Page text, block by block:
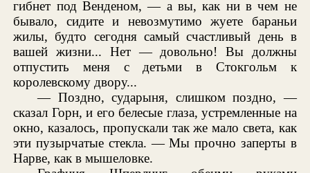
гибнет под Венденом, — а вы, как ни в чем не
бывало, сидите и невозмутимо жуете бараньи
жилы, будто сегодня самый счастливый день в
вашей жизни... Нет — довольно! Вы должны
отпустить меня с детьми в Стокгольм к
королевскому двору...
— Поздно, сударыня, слишком поздно, —
сказал Горн, и его белесые глаза, устремленные на
окно, казалось, пропускали так же мало света, как
эти пузырчатые стекла. — Мы прочно заперты в
Нарве, как в мышеловке.